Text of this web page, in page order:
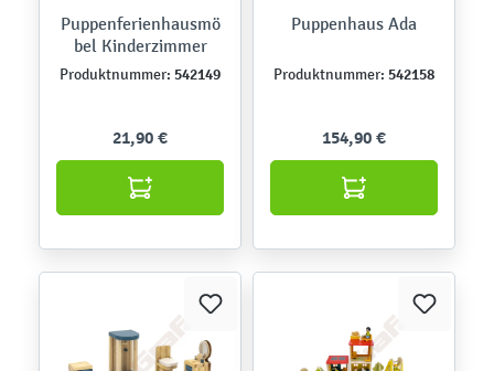
Puppenferienhausmö
bel Kinderzimmer
Produktnummer: 542149
21,90 €
Puppenhaus Ada
Produktnummer: 542158
154,90 €